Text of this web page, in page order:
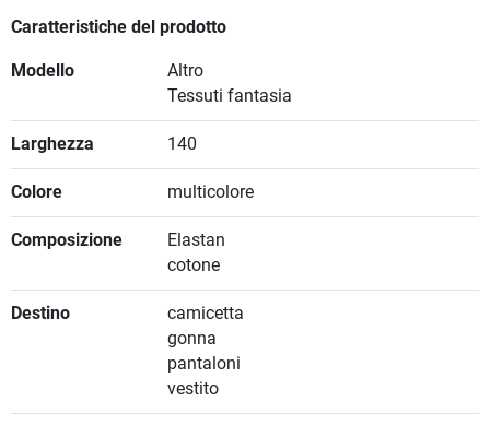
Caratteristiche del prodotto
Modello
Altro
Tessuti fantasia
Larghezza 140
Colore multicolore
Composizione
Elastan
cotone
Destino
camicetta
gonna
pantaloni
vestito